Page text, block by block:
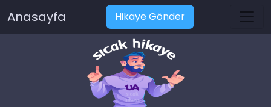
Anasayfa Hikaye Gönder